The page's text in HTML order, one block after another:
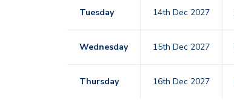
Tuesday 14th Dec 2027
Wednesday 15th Dec 2027
Thursday 16th Dec 2027